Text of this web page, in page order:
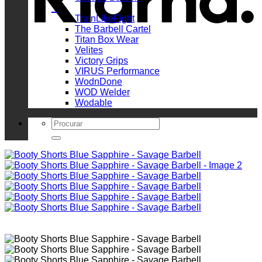
_
TrainLikeFight
The Barbell Cartel
Titan Box Wear
Velites
Victory Grips
VIRUS Performance
WodnDone
WOD Welder
Wodable
Search
for: